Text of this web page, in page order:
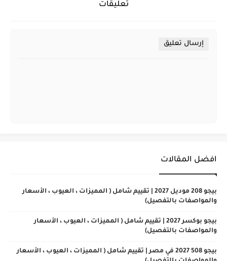
تعليقات
إرسال تعليق
افضل المقالات
بيجو 208 موديل 2027 | تقييم شامل ( المميزات ، العيوب ، الأسعار
والمواصفات بالتفصيل)
بيجو بوكسر 2027 | تقييم شامل ( المميزات ، العيوب ، الأسعار
والمواصفات بالتفصيل)
بيجو 508 2027 في مصر | تقييم شامل ( المميزات ، العيوب ، الأسعار